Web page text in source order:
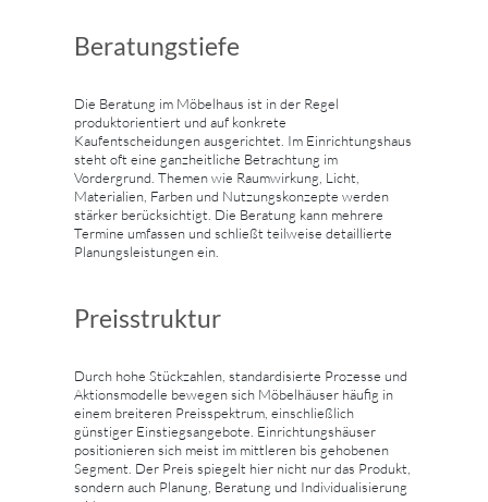
Beratungstiefe
Die Beratung im Möbelhaus ist in der Regel
produktorientiert und auf konkrete
Kaufentscheidungen ausgerichtet. Im Einrichtungshaus
steht oft eine ganzheitliche Betrachtung im
Vordergrund. Themen wie Raumwirkung, Licht,
Materialien, Farben und Nutzungskonzepte werden
stärker berücksichtigt. Die Beratung kann mehrere
Termine umfassen und schließt teilweise detaillierte
Planungsleistungen ein.
Preisstruktur
Durch hohe Stückzahlen, standardisierte Prozesse und
Aktionsmodelle bewegen sich Möbelhäuser häufig in
einem breiteren Preisspektrum, einschließlich
günstiger Einstiegsangebote. Einrichtungshäuser
positionieren sich meist im mittleren bis gehobenen
Segment. Der Preis spiegelt hier nicht nur das Produkt,
sondern auch Planung, Beratung und Individualisierung